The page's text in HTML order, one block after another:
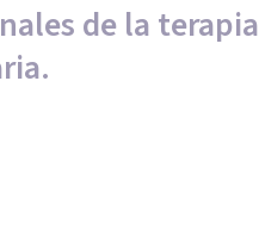
de la terapia